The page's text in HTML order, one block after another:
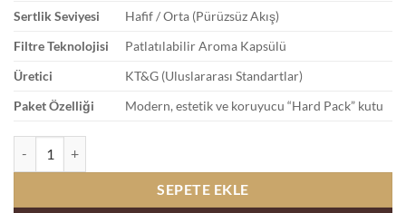
Sertlik Seviyesi
Hafif / Orta (Pürüzsüz Akış)
Filtre Teknolojisi
Patlatılabilir Aroma Kapsülü
Üretici
KT&G (Uluslararası Standartlar)
Paket Özelliği
Modern, estetik ve koruyucu “Hard Pack” kutu
SEPETE EKLE